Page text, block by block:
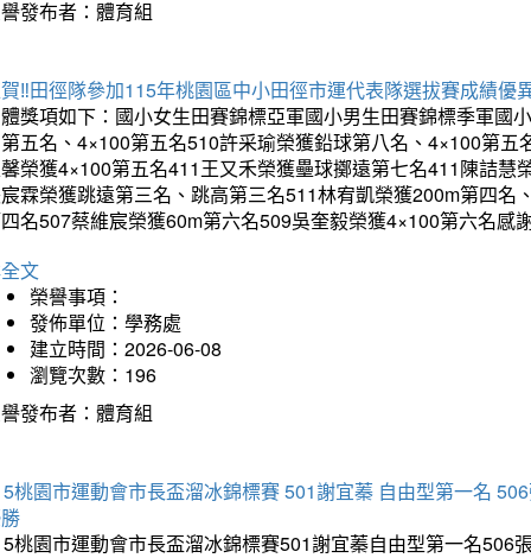
發布者：體育組
‼️田徑隊參加115年桃園區中小田徑市運代表隊選拔賽成績優
獎項如下：國小女生田賽錦標亞軍國小男生田賽錦標季軍國
五名、4×100第五名510許采瑜榮獲鉛球第八名、4×100第
榮獲4×100第五名411王又禾榮獲壘球擲遠第七名411陳詰
霖榮獲跳遠第三名、跳高第三名511林宥凱榮獲200m第四
名507蔡維宸榮獲60m第六名509吳奎毅榮獲4×100第六名
文
榮譽事項：
發佈單位：學務處
建立時間：2026-06-08
瀏覽次數：196
發布者：體育組
桃園市運動會市長盃溜冰錦標賽 501謝宜蓁 自由型第一名
桃園市運動會市長盃溜冰錦標賽501謝宜蓁自由型第一名